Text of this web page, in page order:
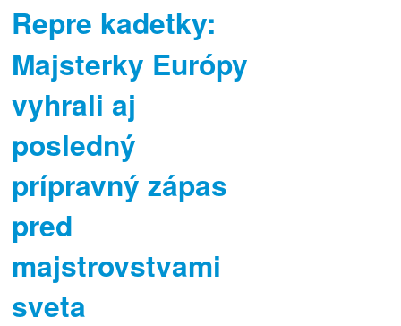
Repre kadetky:
Majsterky Európy
vyhrali aj
posledný
prípravný zápas
pred
majstrovstvami
sveta